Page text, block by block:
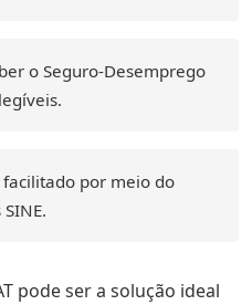
o Seguro-Desemprego
facilitado por meio do
pode ser a solução ideal